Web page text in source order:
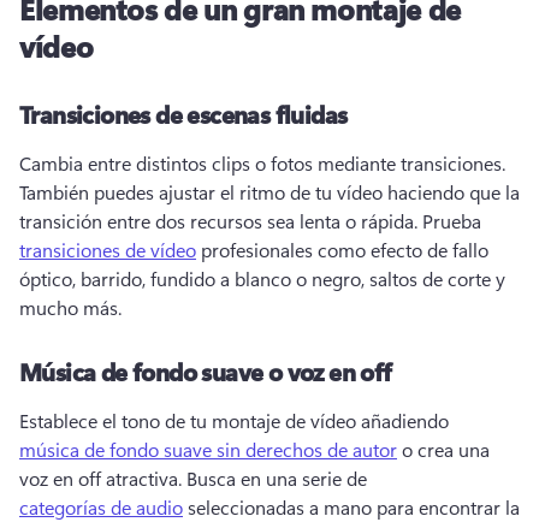
Elementos de un gran montaje de
vídeo
Transiciones de escenas fluidas
También puedes ajustar el ritmo de tu vídeo haciendo que la
transición entre dos recursos sea lenta o rápida. Prueba
transiciones de vídeo profesionales como efecto de fallo
óptico, barrido, fundido a blanco o negro, saltos de corte y
mucho más.
Música de fondo suave o voz en off
Establece el tono de tu montaje de vídeo añadiendo
música de fondo suave sin derechos de autor o crea una
voz en off atractiva. Busca en una serie de
categorías de audio seleccionadas a mano para encontrar la